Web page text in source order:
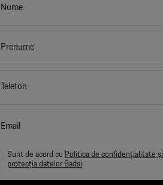
Nume
Prenume
Telefon
Email
Sunt de acord cu Politica de confidențialitate și
protecția datelor Badsi